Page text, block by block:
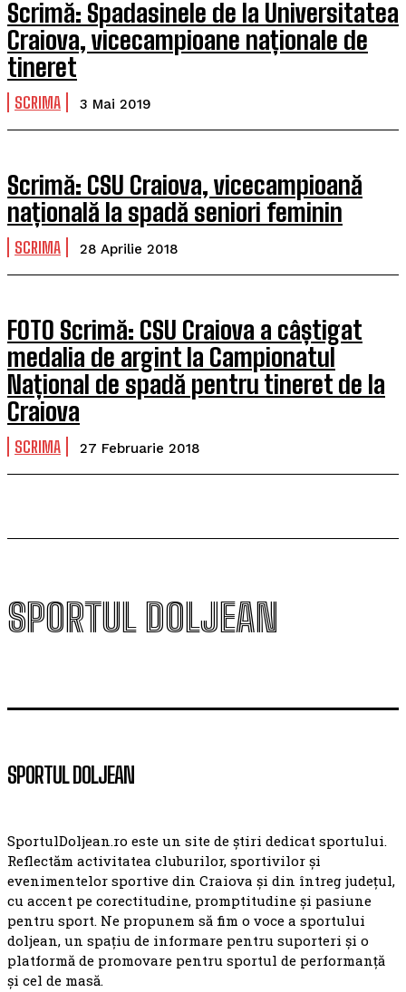
Scrimă: Spadasinele de la Universitatea
Craiova, vicecampioane naționale de
tineret
SCRIMA 3 Mai 2019
Scrimă: CSU Craiova, vicecampioană
națională la spadă seniori feminin
SCRIMA 28 Aprilie 2018
FOTO Scrimă: CSU Craiova a câștigat
medalia de argint la Campionatul
Național de spadă pentru tineret de la
Craiova
SCRIMA 27 Februarie 2018
SPORTUL DOLJEAN
SPORTUL DOLJEAN
SportulDoljean.ro este un site de știri dedicat sportului.
Reflectăm activitatea cluburilor, sportivilor și
evenimentelor sportive din Craiova și din întreg județul,
cu accent pe corectitudine, promptitudine și pasiune
pentru sport. Ne propunem să fim o voce a sportului
doljean, un spațiu de informare pentru suporteri și o
platformă de promovare pentru sportul de performanță
și cel de masă.